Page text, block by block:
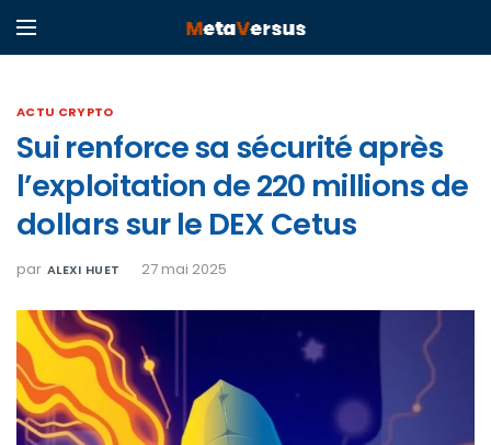
ACTU CRYPTO
Sui renforce sa sécurité après
l’exploitation de 220 millions de
dollars sur le DEX Cetus
par ALEXI HUET 27 mai 2025